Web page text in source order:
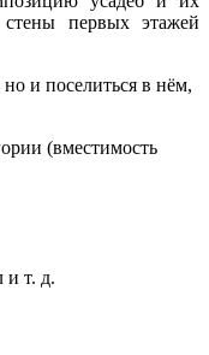
первых этажей
и поселиться в нём,
(вместимость
и т. д.